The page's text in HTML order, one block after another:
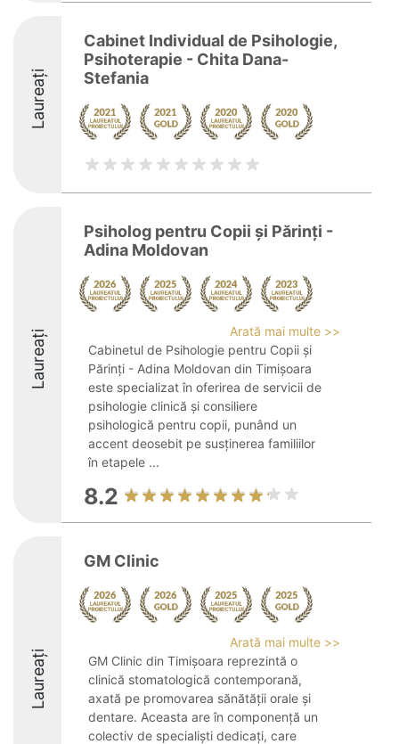
Laureați
Cabinet Individual de Psihologie,
Psihoterapie - Chita Dana-
Stefania
Laureați
Psiholog pentru Copii și Părinți -
Adina Moldovan
Arată mai multe >>
Cabinetul de Psihologie pentru Copii și
Părinți - Adina Moldovan din Timișoara
este specializat în oferirea de servicii de
psihologie clinică și consiliere
psihologică pentru copii, punând un
accent deosebit pe susținerea familiilor
în etapele ...
8.2
Laureați
GM Clinic
Arată mai multe >>
GM Clinic din Timișoara reprezintă o
clinică stomatologică contemporană,
axată pe promovarea sănătății orale și
dentare. Aceasta are în componență un
colectiv de specialiști dedicați, care